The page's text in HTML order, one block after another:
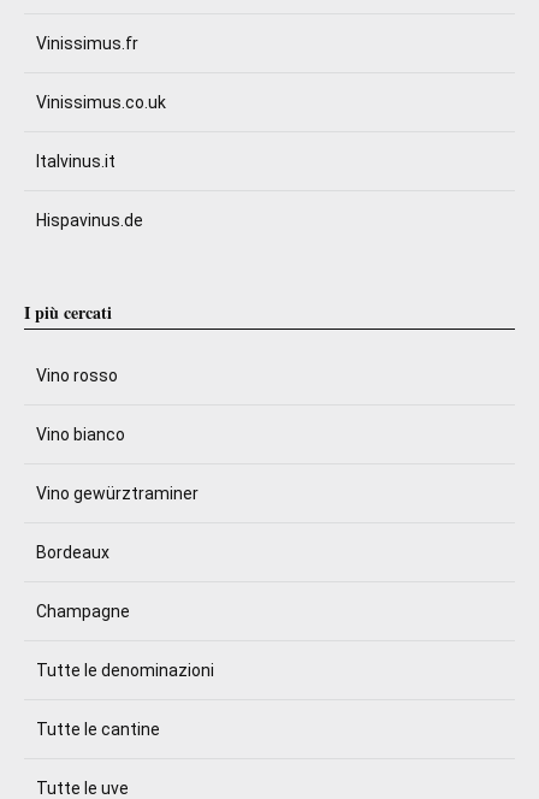
Vinissimus.fr
Vinissimus.co.uk
Italvinus.it
Hispavinus.de
I più cercati
Vino rosso
Vino bianco
Vino gewürztraminer
Bordeaux
Champagne
Tutte le denominazioni
Tutte le cantine
Tutte le uve